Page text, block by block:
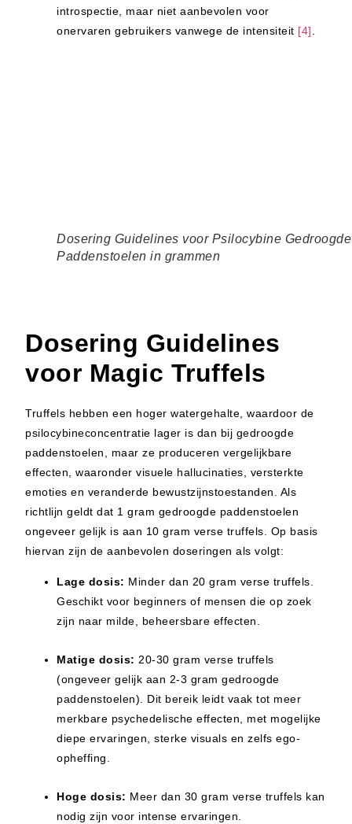
introspectie, maar niet aanbevolen voor
onervaren gebruikers vanwege de intensiteit [4]
Dosering Guidelines voor Psilocybine Gedroogde
Paddenstoelen in grammen
Dosering Guidelines
voor Magic Truffels
Truffels hebben een hoger watergehalte, waardoor de
psilocybineconcentratie lager is dan bij gedroogde
paddenstoelen, maar ze produceren vergelijkbare
effecten, waaronder visuele hallucinaties, versterkte
emoties en veranderde bewustzijnstoestanden. Als
richtlijn geldt dat 1 gram gedroogde paddenstoelen
ongeveer gelijk is aan 10 gram verse truffels. Op basis
hiervan zijn de aanbevolen doseringen als volgt:
Lage dosis: Minder dan 20 gram verse truffels.
Geschikt voor beginners of mensen die op zoek
zijn naar milde, beheersbare effecten.
Matige dosis: 20-30 gram verse truffels
(ongeveer gelijk aan 2-3 gram gedroogde
paddenstoelen). Dit bereik leidt vaak tot meer
merkbare psychedelische effecten, met mogelijke
diepe ervaringen, sterke visuals en zelfs ego-
opheffing.
Hoge dosis: Meer dan 30 gram verse truffels kan
nodig zijn voor intense ervaringen.